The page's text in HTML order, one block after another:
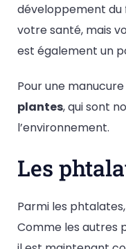
développement du
votre santé, mais
est également un
Pour une
plantes, qui sont
l’environnement.
Les
Parmi les
Comme les autres